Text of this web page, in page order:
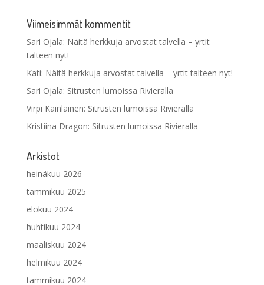
Viimeisimmät kommentit
Sari Ojala: Näitä herkkuja arvostat talvella – yrtit
talteen nyt!
Kati: Näitä herkkuja arvostat talvella – yrtit talteen nyt!
Sari Ojala: Sitrusten lumoissa Rivieralla
Virpi Kainlainen: Sitrusten lumoissa Rivieralla
Kristiina Dragon: Sitrusten lumoissa Rivieralla
Arkistot
heinäkuu 2026
tammikuu 2025
elokuu 2024
huhtikuu 2024
maaliskuu 2024
helmikuu 2024
tammikuu 2024